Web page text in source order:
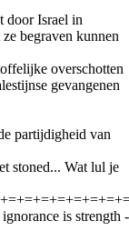
door Israel in
begraven kunnen
overschotten
gevangenen
partijdigheid van
stoned... Wat lul je
is strength -